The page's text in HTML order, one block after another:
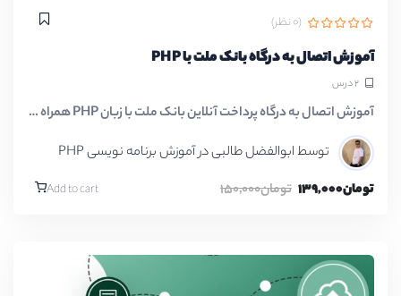
(0 نظر)
آموزش اتصال به درگاه بانک ملت با PHP
2 درس
آموزش اتصال به درگاه پرداخت آنلاین بانک ملت با زبان PHP همراه با…
توسطابوالفضل طالبیدرآموزش برنامه نویسی PHP
تومان139,000
تومان150,000 Add to cart